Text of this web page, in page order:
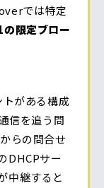
では特定
限定ブロー
がある構成
信を追う問
らの問合せ
DHCPサー
中継すると